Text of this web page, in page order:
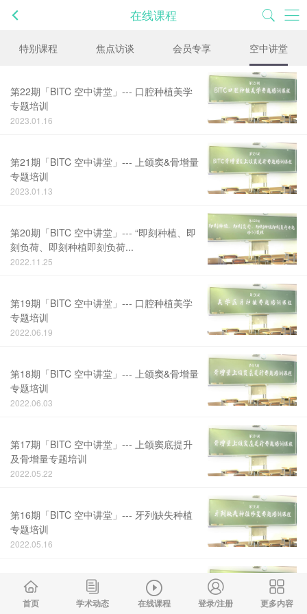
在线课程
特别课程 焦点访谈 会员专享 空中讲堂
第22期「BITC 空中讲堂」--- 口腔种植美学
专题培训
2023.01.16
第21期「BITC 空中讲堂」--- 上颌窦&骨增量
专题培训
2023.01.13
第20期「BITC 空中讲堂」--- “即刻种植、即
刻负荷、即刻种植即刻负荷...
2022.11.25
第19期「BITC 空中讲堂」--- 口腔种植美学
专题培训
2022.06.19
第18期「BITC 空中讲堂」--- 上颌窦&骨增量
专题培训
2022.06.03
第17期「BITC 空中讲堂」--- 上颌窦底提升
及骨增量专题培训
2022.05.22
第16期「BITC 空中讲堂」--- 牙列缺失种植
专题培训
2022.05.16
第15期「BITC 空中讲堂」--- 牙列缺失种植
专题培训
首页 学术动态 在线课程 登录/注册 更多内容